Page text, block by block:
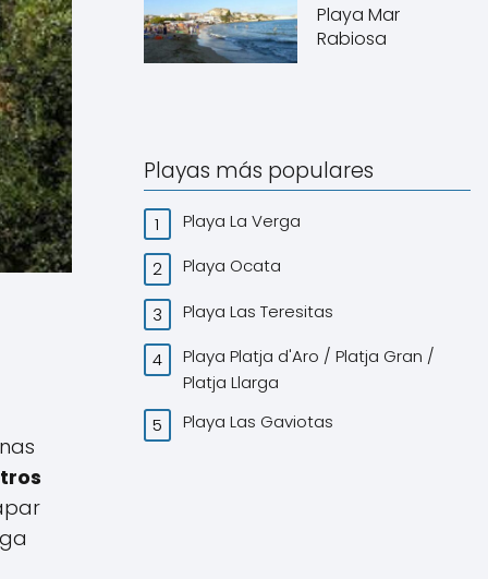
Playa Mar
Rabiosa
Playas más populares
Playa La Verga
Playa Ocata
Playa Las Teresitas
Playa Platja d'Aro / Platja Gran /
Platja Llarga
Playa Las Gaviotas